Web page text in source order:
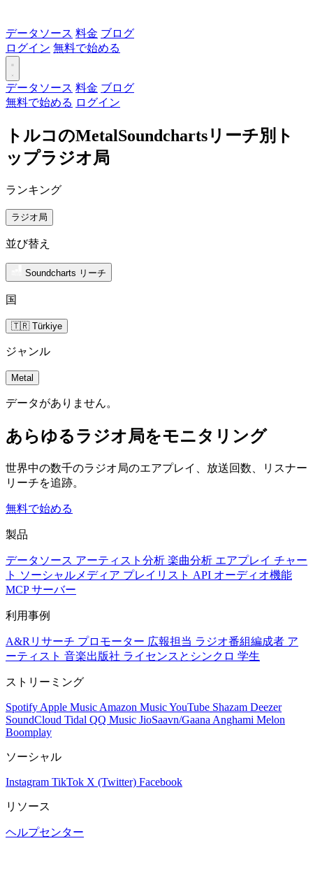
データソース 料金 ブログ
ログイン 無料で始める
データソース 料金 ブログ
無料で始める ログイン
トルコのMetalSoundchartsリーチ別ト
ップラジオ局
ランキング
ラジオ局
並び替え
Soundcharts リーチ
国
🇹🇷 Türkiye
ジャンル
Metal
データがありません。
あらゆるラジオ局をモニタリング
世界中の数千のラジオ局のエアプレイ、放送回数、リスナー
リーチを追跡。
無料で始める
製品
データソース アーティスト分析 楽曲分析 エアプレイ チャー
ト ソーシャルメディア プレイリスト API オーディオ機能
MCP サーバー
利用事例
A&Rリサーチ プロモーター 広報担当 ラジオ番組編成者 ア
ーティスト 音楽出版社 ライセンスとシンクロ 学生
ストリーミング
Spotify Apple Music Amazon MusicYouTube Shazam Deezer
SoundCloud Tidal QQ Music JioSaavn/Gaana Anghami Melon
Boomplay
ソーシャル
Instagram TikTok X (Twitter) Facebook
リソース
ヘルプセンター